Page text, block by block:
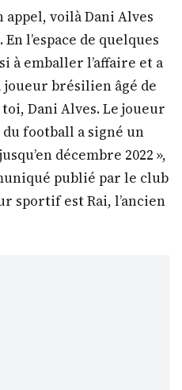
appel, voilà Dani Alves
l’espace de quelques
à emballer l’affaire et a
joueur brésilien âgé de
toi, Dani Alves. Le joueur
football a signé un
décembre 2022 »,
publié par le club
sportif est Rai, l’ancien